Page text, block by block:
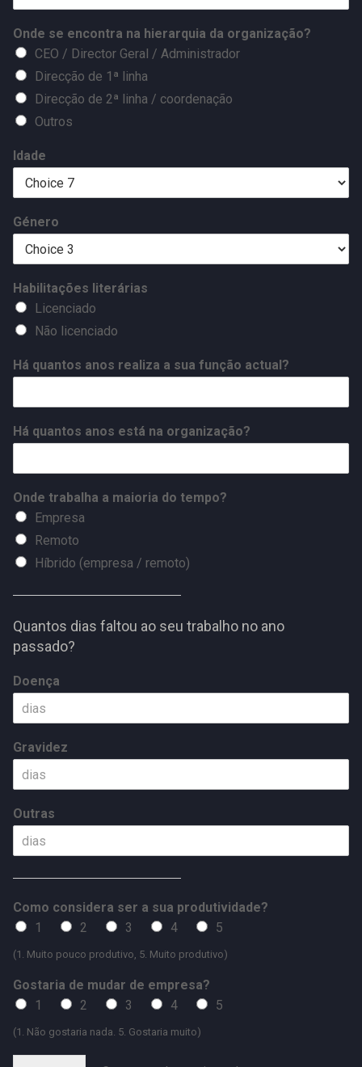
Onde se encontra na hierarquia da organização?
CEO / Director Geral / Administrador
Direcção de 1ª linha
Direcção de 2ª linha / coordenação
Outros
Idade
Género
Habilitações literárias
Licenciado
Não licenciado
Há quantos anos realiza a sua função actual?
Há quantos anos está na organização?
Onde trabalha a maioria do tempo?
Empresa
Remoto
Híbrido (empresa / remoto)
Quantos dias faltou ao seu trabalho no ano
passado?
Doença
Gravidez
Outras
Como considera ser a sua produtividade?
1
2 3 4 5
(1. Muito pouco produtivo, 5. Muito produtivo)
Gostaria de mudar de empresa?
1
2 3 4 5
(1. Não gostaria nada. 5. Gostaria muito)